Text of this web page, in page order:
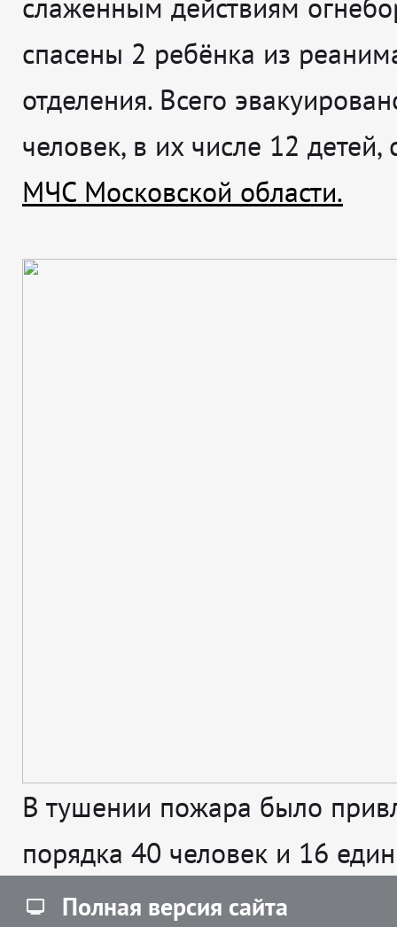
слаженным действиям
спасены 2 ребёнка из
отделения. Всего
человек, в их числе 12 детей,
МЧС Московской области.
В тушении пожара было
порядка 40 человек и 16
Полная версия сайта